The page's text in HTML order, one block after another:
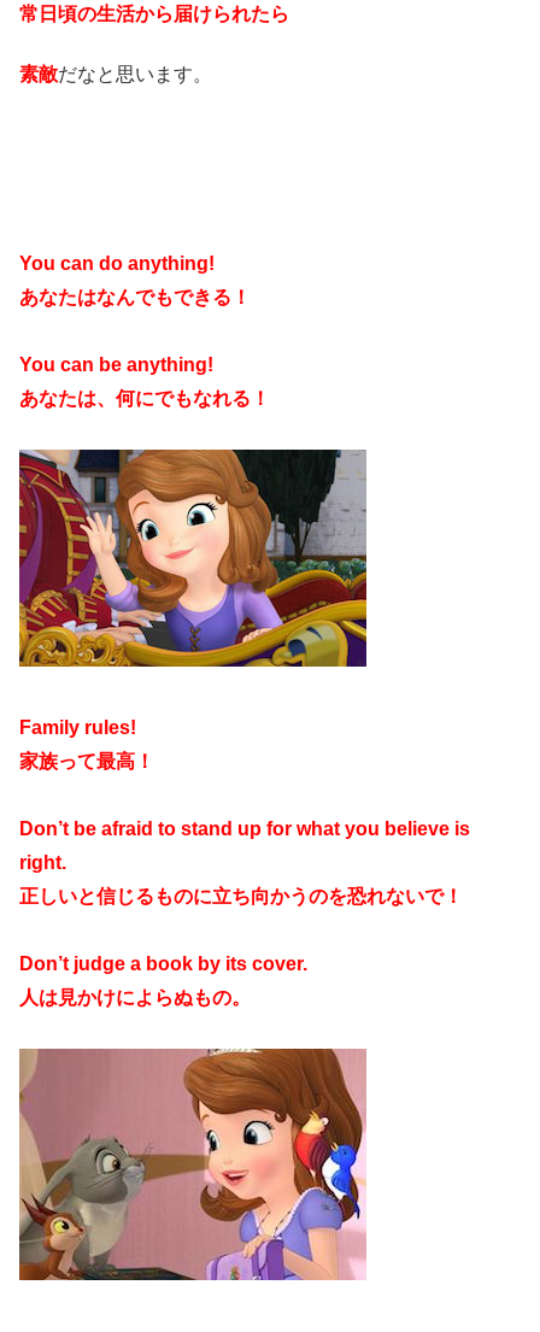
常日頃の生活から届けられたら
素敵だなと思います。
You can do anything!
あなたはなんでもできる！
You can be anything!
あなたは、何にでもなれる！
Family rules!
家族って最高！
Don’t be afraid to stand up for what you believe is
right.
正しいと信じるものに立ち向かうのを恐れないで！
Don’t judge a book by its cover.
人は見かけによらぬもの。